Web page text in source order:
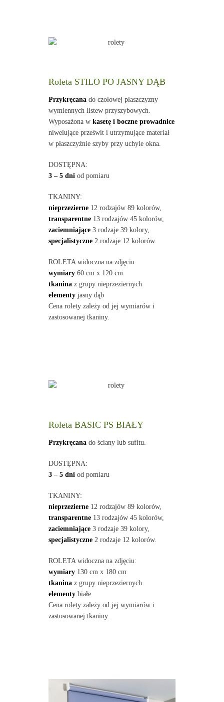
Roleta STILO PO JASNY DĄB
Przykręcanado czołowej płaszczyzny
wymiennych listew przyszybowych.
Wyposażona w kasetę i boczne prowadnice
niwelujące prześwit i utrzymujące materiał
w płaszczyźnie szyby przy uchyle okna.
DOSTĘPNA:
3 – 5 dni od pomiaru
TKANINY:
nieprzezierne12 rodzajów 89 kolorów,
transparentne13 rodzajów 45 kolorów,
zaciemniające3 rodzaje 39 kolory,
specjalistyczne2 rodzaje 12 kolorów.
ROLETA widoczna na zdjęciu:
wymiary60 cm x 120 cm
tkaninaz grupy nieprzeziernych
elementyjasny dąb
Cena rolety zależy od jej wymiarów i
zastosowanej tkaniny.
Roleta BASIC PS BIAŁY
Przykręcanado ściany lub sufitu.
DOSTĘPNA:
3 – 5 dni od pomiaru
TKANINY:
nieprzezierne12 rodzajów 89 kolorów,
transparentne13 rodzajów 45 kolorów,
zaciemniające3 rodzaje 39 kolory,
specjalistyczne2 rodzaje 12 kolorów.
ROLETA widoczna na zdjęciu:
wymiary130 cm x 180 cm
tkaninaz grupy nieprzeziernych
elementybiałe
Cena rolety zależy od jej wymiarów i
zastosowanej tkaniny.